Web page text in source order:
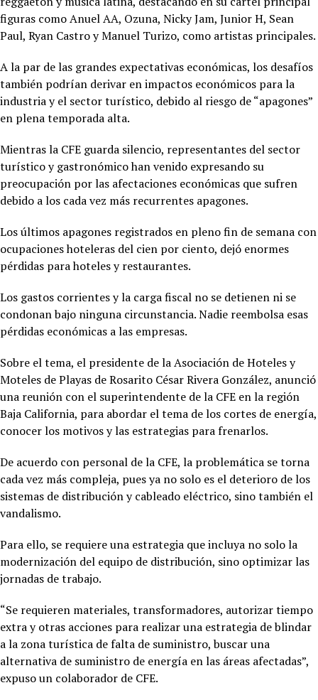
figuras como Anuel AA, Ozuna, Nicky Jam, Junior H, Sean
Paul, Ryan Castro y Manuel Turizo, como artistas principales.
A la par de las grandes expectativas económicas, los desafíos
también podrían derivar en impactos económicos para la
industria y el sector turístico, debido al riesgo de “apagones”
en plena temporada alta.
Mientras la CFE guarda silencio, representantes del sector
turístico y gastronómico han venido expresando su
preocupación por las afectaciones económicas que sufren
debido a los cada vez más recurrentes apagones.
Los últimos apagones registrados en pleno fin de semana con
ocupaciones hoteleras del cien por ciento, dejó enormes
pérdidas para hoteles y restaurantes.
Los gastos corrientes y la carga fiscal no se detienen ni se
condonan bajo ninguna circunstancia. Nadie reembolsa esas
pérdidas económicas a las empresas.
Sobre el tema, el presidente de la Asociación de Hoteles y
Moteles de Playas de Rosarito César Rivera González, anunció
una reunión con el superintendente de la CFE en la región
Baja California, para abordar el tema de los cortes de energía,
conocer los motivos y las estrategias para frenarlos.
De acuerdo con personal de la CFE, la problemática se torna
cada vez más compleja, pues ya no solo es el deterioro de los
sistemas de distribución y cableado eléctrico, sino también el
vandalismo.
Para ello, se requiere una estrategia que incluya no solo la
modernización del equipo de distribución, sino optimizar las
jornadas de trabajo.
“Se requieren materiales, transformadores, autorizar tiempo
extra y otras acciones para realizar una estrategia de blindar
a la zona turística de falta de suministro, buscar una
alternativa de suministro de energía en las áreas afectadas”,
expuso un colaborador de CFE.